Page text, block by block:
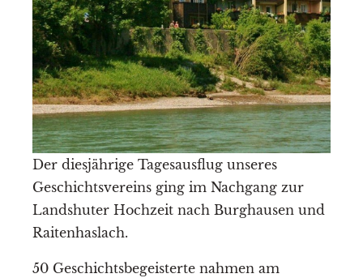
Der diesjährige Tagesausflug unseres
Geschichtsvereins ging im Nachgang zur
Landshuter Hochzeit nach Burghausen und
Raitenhaslach.
50 Geschichtsbegeisterte nahmen am